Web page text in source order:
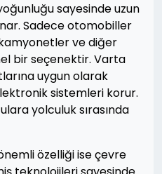
sayesinde uzun
Sadece otomobiller
ve diğer
bir seçenektir. Varta
uygun olarak
sistemleri korur.
yolculuk sırasında
özelliği ise çevre